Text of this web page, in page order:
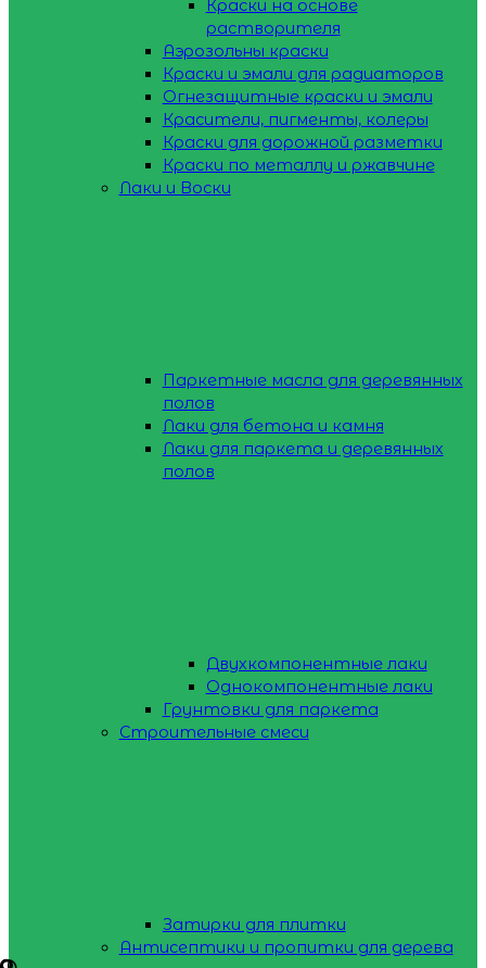
Краски на основе
растворителя
Аэрозольны краски
Краски и эмали для радиаторов
Огнезащитные краски и эмали
Красители, пигменты, колеры
Краски для дорожной разметки
Краски по металлу и ржавчине
Лаки и Воски
Паркетные масла для деревянных
полов
Лаки для бетона и камня
Лаки для паркета и деревянных
полов
Двухкомпонентные лаки
Однокомпонентные лаки
Грунтовки для паркета
Строительные смеси
Затирки для плитки
Антисептики и пропитки для дерева